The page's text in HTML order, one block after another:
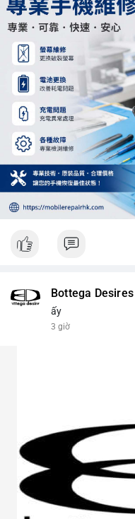
hoảng loạn. Theo dõi sát
trung trong 24 giờ tới.
#12dot29btc #vilanh
Bottega Desires
ấy
3 giờ